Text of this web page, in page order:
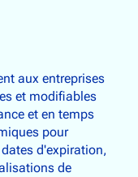
aux entreprises
et modifiables
et en temps
pour
d'expiration,
de